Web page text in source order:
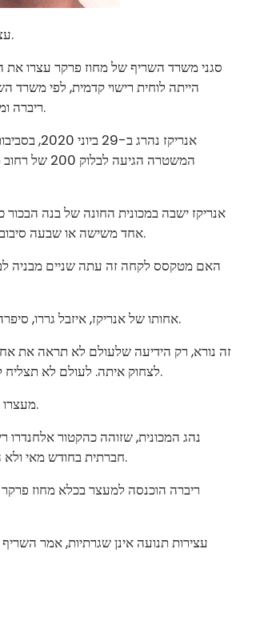
עצירת תנועה שגרתית הפכה למעצר של נער החשוד בהריגת אם לשישה.
הייתה לוחית רישוי קדמית, לפי משרד
ריברה ומצאו שהוא מבוקש בקשר לירי ב-2020 שהרג את כרמן אנריקז, בת 33.
אנריקז ישבה במכונית החונה של בנה
. אחד משישה או שבעה סיבובים פגע אנושות בראשו של אנריקז.
האם מטקסס לקחה זה עתה שניים מבניה
אחותו של אנריקז, איזבל גררו, סיפרה ל'סטאר-טלגרם' שאחד מבניו של אנריקז ניסה להחזיר את אמו לחיים.
זה נורא, רק הידיעה שלעולם לא תראה את
לצחוק איתה. לעולם לא תצליח לעשות משהו שעשית קודם. זו תחושה איומה שאני לא מאחל לאף אחד.
מעצרו של ריברה בגין הירי הגיע רק יום אחד ביישן מהיום השנה הראשון לרצח.
חברתית בחודש מאי ולא הייתה לה לוחית רישוי כשקנה אותה, אמר משרד השריף של מחוז פרקר.
ריברה הוכנסה למעצר בכלא מחוז
עצירות תנועה אינן שגרתיות, אמר